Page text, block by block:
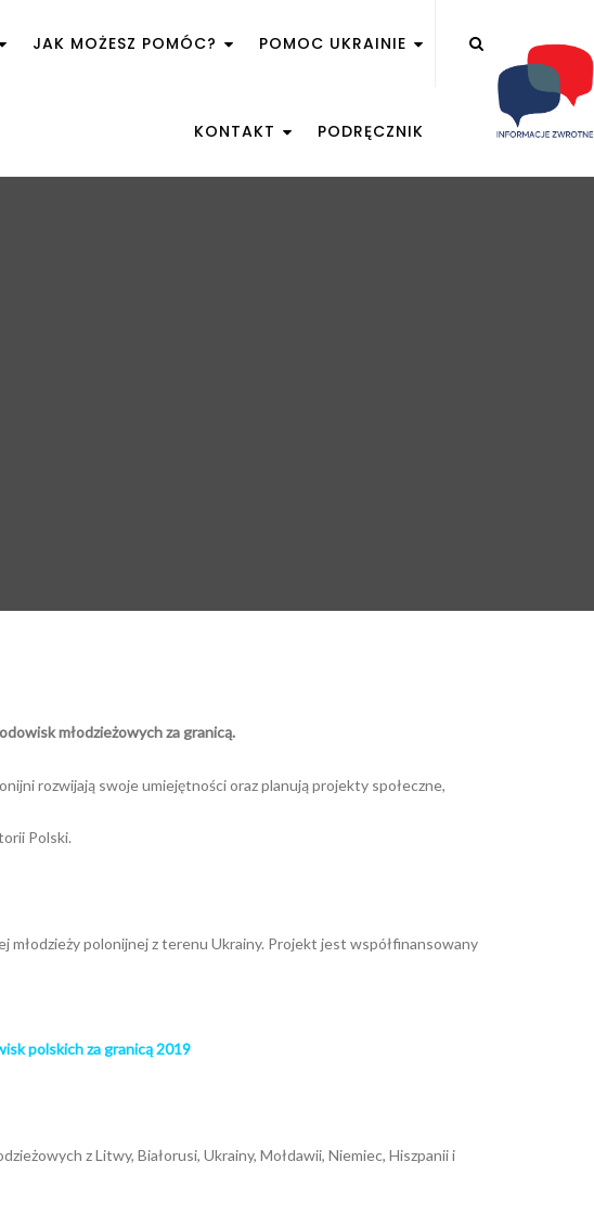
JAK MOŻESZ POMÓC? POMOC UKRAINIE
KONTAKT PODRĘCZNIK
młodzieżowych za granicą.
rozwijają swoje umiejętności oraz planują projekty społeczne,
Polski.
młodzieży polonijnej z terenu Ukrainy. Projekt jest współfinansowany
polskich za granicą 2019
z Litwy, Białorusi, Ukrainy, Mołdawii, Niemiec, Hiszpanii i